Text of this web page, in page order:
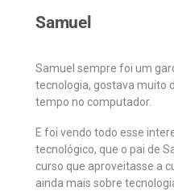
Samuel
Samuel sempre foi um
tecnologia, gostava muito
tempo no computador.
E foi vendo todo esse
tecnológico, que o pai de
curso que aproveitasse a
ainda mais sobre